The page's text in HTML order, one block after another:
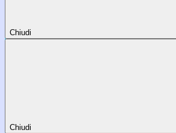
Chiudi
Chiudi